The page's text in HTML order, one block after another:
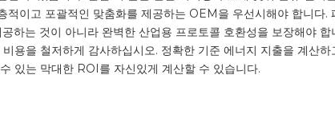
적이고 포괄적인 맞춤화를 제공하는 OEM을 우선시해야 합니
하는 것이 아니라 완벽한 산업용 프로토콜 호환성을 보장해야
용을 철저하게 감사하십시오. 정확한 기준 에너지 지출을 계산
있는 막대한 ROI를 자신있게 계산할 수 있습니다.